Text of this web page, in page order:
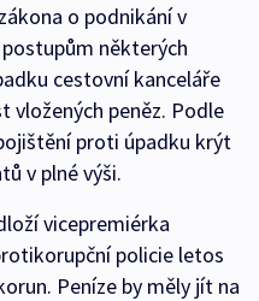
o podnikání v
některých
cestovní kanceláře
vložených peněz. Podle
proti úpadku krýt
v plné výši.
vicepremiérka
policie letos
Peníze by měly jít na